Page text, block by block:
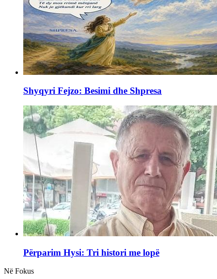
Shyqyri Fejzo: Besimi dhe Shpresa
Përparim Hysi: Tri histori me lopë
Në Fokus